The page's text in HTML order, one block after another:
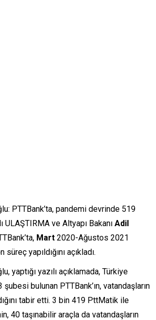
PTTBank’ta, pandemi devrinde 519
ULAŞTIRMA ve Altyapı Bakanı Adil
Mart 2020-Ağustos 2021
yapıldığını açıkladı.
yaptığı yazılı açıklamada, Türkiye
bulunan PTTBank’ın, vatandaşların
tabir etti. 3 bin 419 PttMatik ile
40 taşınabilir araçla da vatandaşların